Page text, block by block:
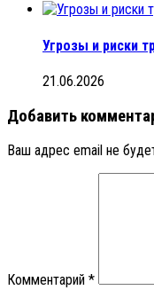
Угрозы и риски
21.06.2026
Добавить
Ваш адрес email не
Комментарий *